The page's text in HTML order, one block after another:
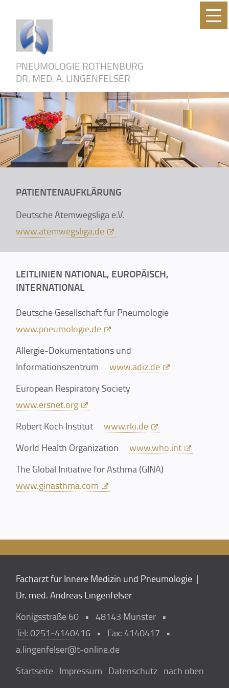
PNEUMOLOGIE ROTHENBURG
DR. MED. A. LINGENFELSER
×
PATIENTENAUFKLÄRUNG
Deutsche Atemwegsliga e.V.
www.atemwegsliga.de
LEITLINIEN NATIONAL, EUROPÄISCH,
INTERNATIONAL
Deutsche Gesellschaft für Pneumologie
www.pneumologie.de
Allergie-Dokumentations und
Informationszentrumwww.adiz.de
European Respiratory Society
www.ersnet.org
Robert Koch Institutwww.rki.de
World Health Organizationwww.who.int
The Global Initiative for Asthma (GINA)
www.ginasthma.com
Facharzt für Innere Medizin und Pneumologie |
Dr. med. Andreas Lingenfelser
Königsstraße 60 • 48143 Münster •
Tel: 0251‑4140416 • Fax: 4140417 •
a.lingenfelser@t-online.de
Startseite Impressum Datenschutz nach oben